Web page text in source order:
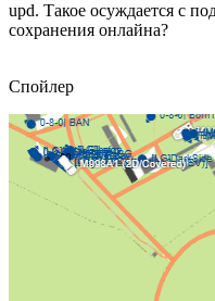
upd. Такое осуждается с
сохранения онлайна?
Спойлер